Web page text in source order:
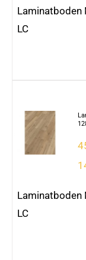
Laminatboden
LC
Laminatboden
LC